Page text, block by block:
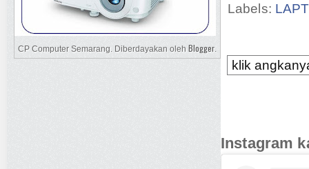
Labels:
klik
Instagram
CP Computer Semarang. Diberdayakan oleh Blogger.